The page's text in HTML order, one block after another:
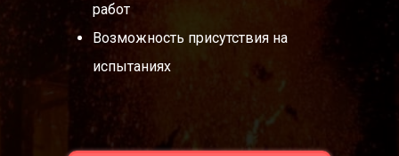
работ
Возможность присутствия на
испытаниях